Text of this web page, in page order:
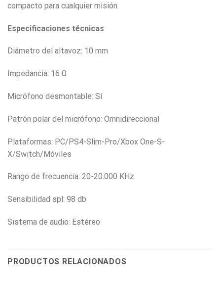
compacto para cualquier misión.
Especificaciones técnicas
Diámetro del altavoz: 10 mm
Impedancia: 16 Ω
Micrófono desmontable: Sí
Patrón polar del micrófono: Omnidireccional
Plataformas: PC/PS4-Slim-Pro/Xbox One-S-
X/Switch/Móviles
Rango de frecuencia: 20-20.000 KHz
Sensibilidad spl: 98 db
Sistema de audio: Estéreo
PRODUCTOS RELACIONADOS